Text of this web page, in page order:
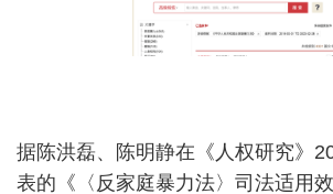
据陈洪磊、陈明静在《人权研究》
表的《〈反家庭暴力法〉司法适用